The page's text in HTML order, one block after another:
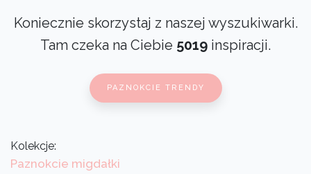
Koniecznie skorzystaj z naszej wyszukiwarki.
Tam czeka na Ciebie 5019 inspiracji.
PAZNOKCIE TRENDY
Kolekcje:
Paznokcie migdałki